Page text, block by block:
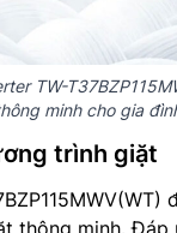
TW-
minh cho gia
trình giặt
thông minh. Đáp